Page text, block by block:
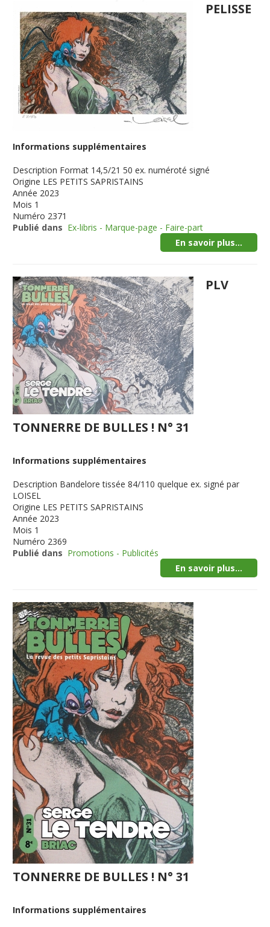
PELISSE
Informations supplémentaires
Description Format 14,5/21 50 ex. numéroté signé
Origine LES PETITS SAPRISTAINS
Année 2023
Mois 1
Numéro 2371
Publié dans Ex-libris - Marque-page - Faire-part
En savoir plus...
PLV
TONNERRE DE BULLES ! N° 31
Informations supplémentaires
Description Bandelore tissée 84/110 quelque ex. signé par
LOISEL
Origine LES PETITS SAPRISTAINS
Année 2023
Mois 1
Numéro 2369
Publié dans Promotions - Publicités
En savoir plus...
TONNERRE DE BULLES ! N° 31
Informations supplémentaires